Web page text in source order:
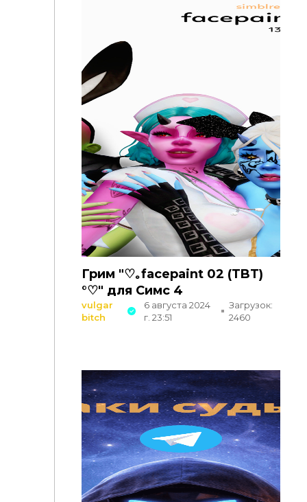
Грим "♡｡facepaint 02 (TBT)
°♡" для Симс 4
vulgar
bitch
6 августа 2024
г. 23:51
Загрузок:
2460